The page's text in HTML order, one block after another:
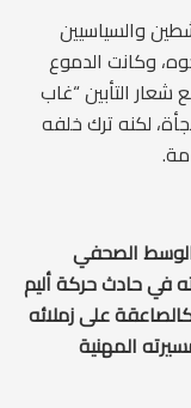
والسياسيين
وكانت الدموع
التأبين “غاب
لكنه ترك خلفه
الوسط الصحفي
في حادث حركة أليم
على زملائه
المهنية